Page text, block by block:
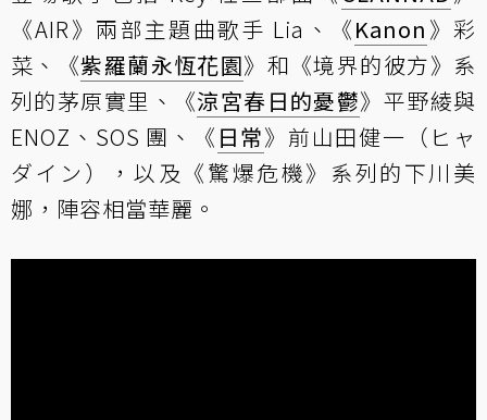
《AIR》兩部主題曲歌手 Lia、《Kanon 》彩
菜、《紫羅蘭永恆花園》和《境界的彼方》系
列的茅原實里、《涼宮春日的憂鬱》平野綾與
ENOZ、SOS 團、《 日常》前山田健一（ヒャ
ダイン），以及《驚爆危機》系列的下川美
娜，陣容相當華麗。